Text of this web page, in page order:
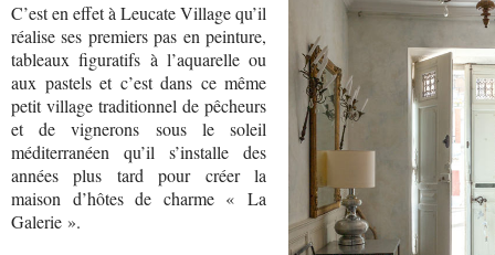
C’est en effet à Leucate Village qu’il
réalise ses premiers pas en peinture,
tableaux figuratifs à l’aquarelle ou
aux pastels et c’est dans ce même
petit village traditionnel de pêcheurs
et de vignerons sous le soleil
méditerranéen qu’il s’installe des
années plus tard pour créer la
maison d’hôtes de charme « La
Galerie ».